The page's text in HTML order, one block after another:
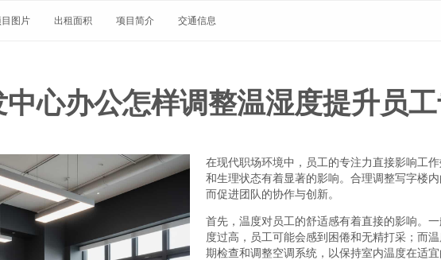
图片 出租面积 项目简介 交通信息
心办公怎样调整温湿度提升员
在现代职场环境中，员工的专注力直接影响工
和生理状态有着显著的影响。合理调整写字楼
而促进团队的协作与创新。
首先，温度对员工的舒适感有着直接的影响。
度过高，员工可能会感到困倦和无精打采；而
期检查和调整空调系统，以保持室内温度在适